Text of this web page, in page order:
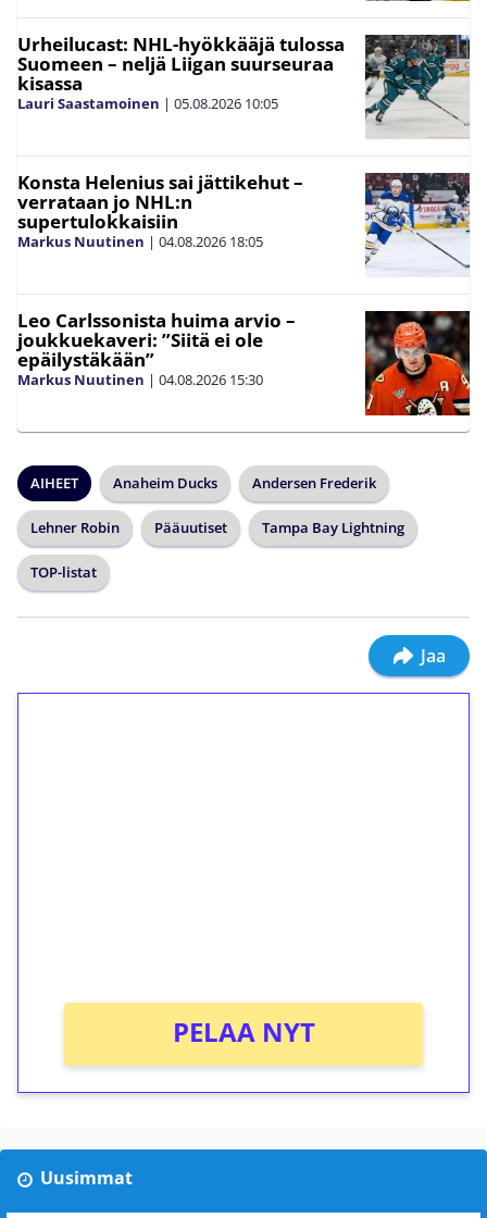
Urheilucast: NHL-hyökkääjä tulossa
Suomeen – neljä Liigan suurseuraa
kisassa
Lauri Saastamoinen | 05.08.2026 10:05
Konsta Helenius sai jättikehut –
verrataan jo NHL:n
supertulokkaisiin
Markus Nuutinen | 04.08.2026 18:05
Leo Carlssonista huima arvio –
joukkuekaveri: ”Siitä ei ole
epäilystäkään”
Markus Nuutinen | 04.08.2026 15:30
AIHEET Anaheim Ducks Andersen Frederik
Lehner Robin Pääuutiset Tampa Bay Lightning
TOP-listat
Jaa
PELAA NYT
Uusimmat